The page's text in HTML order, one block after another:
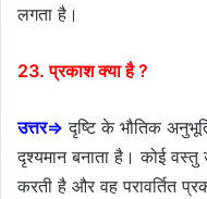
लगता है।
23. प्रकाश क्या है ?
उत्तर⇒ दृष्टि के भौतिक
दृश्यमान बनाता है। कोई वस्तु
करती है और वह परावर्तित